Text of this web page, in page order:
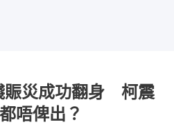
賑災成功翻身 柯震
唔俾出？